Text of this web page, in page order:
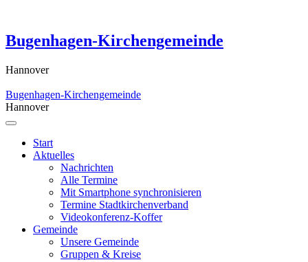
content
Bugenhagen-Kirchengemeinde
Hannover
Bugenhagen-Kirchengemeinde
Hannover
Start
Aktuelles
Nachrichten
Alle Termine
Mit Smartphone synchronisieren
Termine Stadtkirchenverband
Videokonferenz-Koffer
Gemeinde
Unsere Gemeinde
Gruppen & Kreise